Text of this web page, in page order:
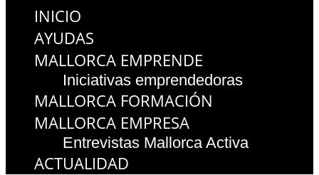
INICIO
AYUDAS
MALLORCA EMPRENDE
Iniciativas emprendedoras
MALLORCA FORMACIÓN
MALLORCA EMPRESA
Entrevistas Mallorca Activa
ACTUALIDAD